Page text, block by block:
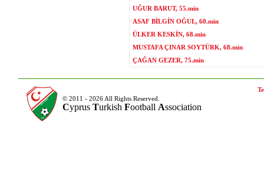
UĞUR BARUT, 55.min
ASAF BİLGİN OĞUL, 60.min
ÜLKER KESKİN, 68.min
MUSTAFA ÇINAR SOYTÜRK, 68.min
ÇAĞAN GEZER, 75.min
© 2011 - 2026 All Rights Reserved.
Cyprus Turkish Football Association